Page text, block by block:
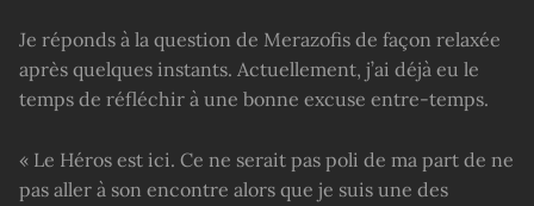
Je réponds à la question de Merazofis de façon relaxée
après quelques instants. Actuellement, j’ai déjà eu le
temps de réfléchir à une bonne excuse entre-temps.
« Le Héros est ici. Ce ne serait pas poli de ma part de ne
pas aller à son encontre alors que je suis une des